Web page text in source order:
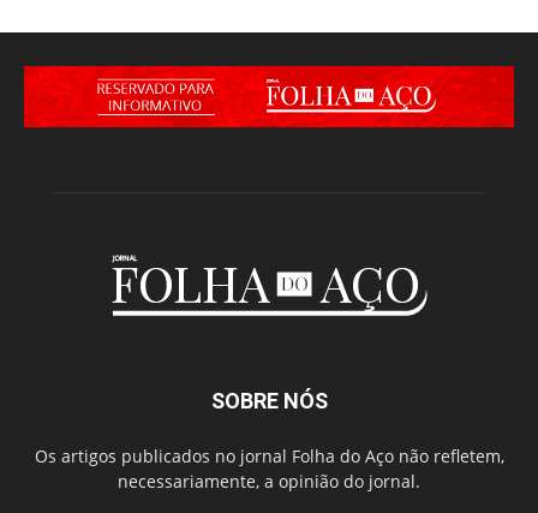
SOBRE NÓS
Os artigos publicados no jornal Folha do Aço não refletem,
necessariamente, a opinião do jornal.